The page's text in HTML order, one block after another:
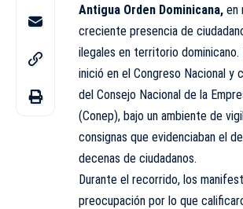
Antigua Orden Dominicana, en
creciente presencia de
ilegales en territorio dominicano.
inició en el Congreso Nacional y
del Consejo Nacional de la
(Conep), bajo un ambiente de
consignas que evidenciaban el
decenas de ciudadanos.
Durante el recorrido, los
preocupación por lo que